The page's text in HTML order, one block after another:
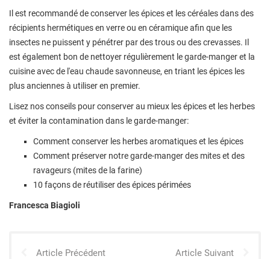
Il est recommandé de conserver les épices et les céréales dans des
récipients hermétiques en verre ou en céramique afin que les
insectes ne puissent y pénétrer par des trous ou des crevasses. Il
est également bon de nettoyer régulièrement le garde-manger et la
cuisine avec de l'eau chaude savonneuse, en triant les épices les
plus anciennes à utiliser en premier.
Lisez nos conseils pour conserver au mieux les épices et les herbes
et éviter la contamination dans le garde-manger:
Comment conserver les herbes aromatiques et les épices
Comment préserver notre garde-manger des mites et des
ravageurs (mites de la farine)
10 façons de réutiliser des épices périmées
Francesca Biagioli
Article Précédent Article Suivant